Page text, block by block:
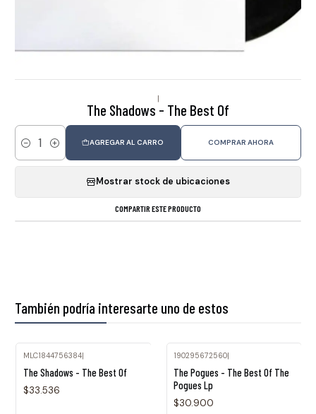
|
The Shadows - The Best Of
Cantidad
AGREGAR AL CARRO COMPRAR AHORA
Mostrar stock de ubicaciones
COMPARTIR ESTE PRODUCTO
También podría interesarte uno de estos
MLC1844756384|
The Shadows - The Best Of
$33.536
190295672560|
The Pogues - The Best Of The
Pogues Lp
$30.900